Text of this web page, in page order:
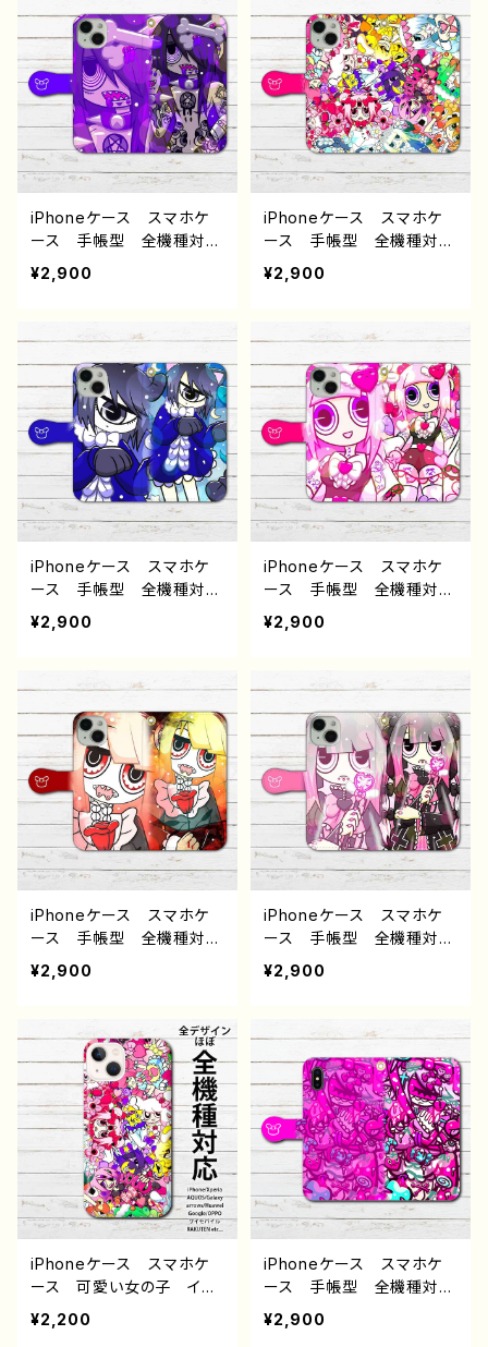
性 男性 メンズ 人気
イラストレーター クリエイ
ター 絵師 オリジナル
デザイン グッズ 充電
器 タイトル：PINK 作：プ
oid アンドロイド ケー
ス ポップ ゴシック 金
髪 白髪 ロングヘア お
すすめ 個性的 人気 イ
ラストレーター 絵師 ク
リエイター オリジナル デ
ザイン グッズ タイトル：
祝福 作：プラネ
iPhoneケース スマホケ
ース 手帳型 全機種対
応 可愛い女の子 かっこ
いい女子 イラスト おしゃ
AQUOS Xperia Goo
oid アンドロイド ケー
ス ポップ タトゥー おす
すめ 個性的 人気 イラ
ストレーター 絵師 クリ
エイター オリジナル デ
ザイン グッズ タイトル：P
URPLE DEVIL 作：プラネ
¥2,900
iPhoneケース スマホケ
ース 手帳型 全機種対
応 可愛い女の子 イラス
ト おしゃれ服 iPhone1
Xperia Googlepixel
ロイド ケース 単眼 カ
ラフル ポップ JK 女子
高校生 セーラー服 エモ
い おすすめ 個性的 人
気 イラストレーター 絵
師 クリエイター オリジ
ナル デザイン グッズ タ
イトル：PINK 作：プラネ
¥2,900
iPhoneケース スマホケ
ース 手帳型 全機種対
応 可愛い女の子 かっこ
いい女子 イラスト おしゃ
11 AQUOS Xperia G
droid アンドロイド ケー
ス 猫耳 ネコミミ ケモ
耳 ケモミミ 単眼 黒
髪 ショートヘア ショート
カット 生足 おすすめ
個性的 人気 イラストレ
ーター 絵師 クリエイタ
ー オリジナル デザイ
ン グッズ タイトル：midn
ight cat 作：プラネ
¥2,900
iPhoneケース スマホケ
ース 手帳型 全機種対
応 可愛い女の子 かっこ
いい女子 イラスト おしゃ
11 AQUOS Xperia G
droid アンドロイド ケー
ス エモい タトゥー ポッ
プ ピンク髪 白タイツ
絶対領域 おすすめ 個性
的 人気 イラストレータ
ー 絵師 クリエイター
オリジナル デザイン グッ
ズ タイトル：DREAM PIN
K GIRL 作：プラネ
¥2,900
iPhoneケース スマホケ
ース 手帳型 全機種対
応 可愛い女の子 かっこ
いい女子 イラスト おしゃ
11 AQUOS Xperia G
ooglepixel Galaxy An
droid アンドロイド ケー
ス ピアス ゴシック ポ
ップ 金髪 ロングヘア
メンヘラ ヤンデレ 病み
かわいい おすすめ 個性
的 人気 イラストレータ
ー 絵師 クリエイター
オリジナル デザイン グッ
ズ タイトル：BLOOD ROS
E 作：プラネ
¥2,900
iPhoneケース スマホケ
ース 手帳型 全機種対
応 可愛い女の子 かっこ
いい女子 イラスト おしゃ
11 AQUOS Xperia G
droid アンドロイド ケー
ス エモい ピアス ゴシ
ック ポップ ツインテー
ル 魔法少女 メンヘラ
ヤンデレ 病みかわいい
おすすめ 個性的 人気
イラストレーター 絵師
クリエイター オリジナル
デザイン グッズ タイト
ル：? 作：プラネ
¥2,900
iPhoneケース スマホケ
ース 可愛い女の子 イラ
スト おしゃれ服 iPhone
15/14/13/12/11 AQUOS
¥2,200
iPhoneケース スマホケ
ース 手帳型 全機種対
応 イラスト 可愛い女の
子 おしゃれ服 かっこい
¥2,900